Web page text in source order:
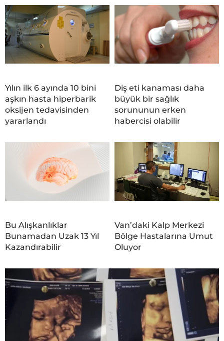
Yılın ilk 6 ayında 10 bini
aşkın hasta hiperbarik
oksijen tedavisinden
yararlandı
Diş eti kanaması daha
büyük bir sağlık
sorununun erken
habercisi olabilir
Bu Alışkanlıklar
Bunamadan Uzak 13 Yıl
Kazandırabilir
Van’daki Kalp Merkezi
Bölge Hastalarına Umut
Oluyor